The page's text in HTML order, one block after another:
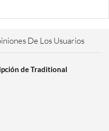
pckts De Los Usuarios
de Traditional